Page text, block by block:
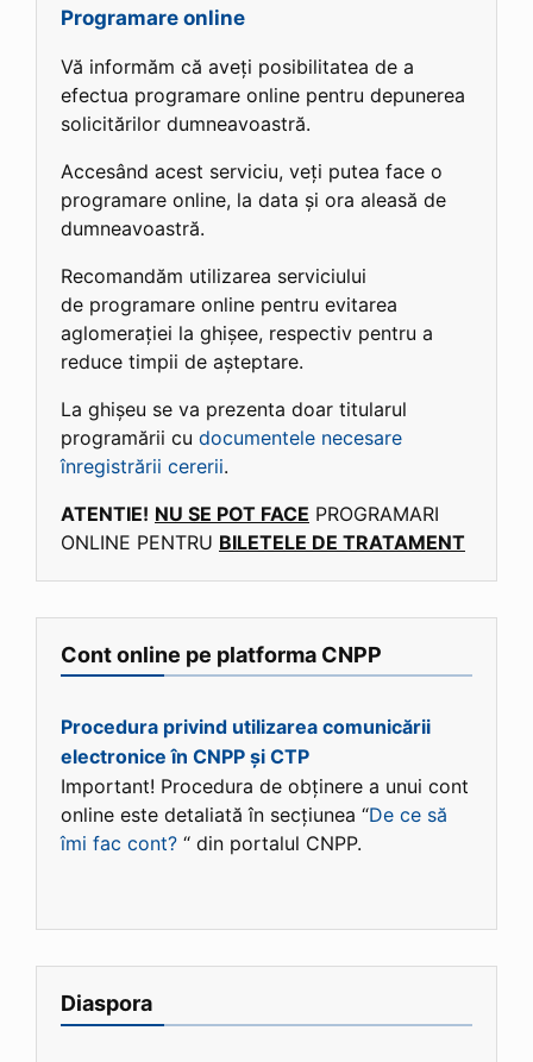
Programare online
Vă informăm că aveți posibilitatea de a
efectua programare online pentru depunerea
solicitărilor dumneavoastră.
Accesând acest serviciu, veți putea face o
programare online, la data și ora aleasă de
dumneavoastră.
Recomandăm utilizarea serviciului
de programare online pentru evitarea
aglomerației la ghișee, respectiv pentru a
reduce timpii de așteptare.
La ghișeu se va prezenta doar titularul
programării cu documentele necesare
înregistrării cererii.
ATENTIE! NU SE POT FACE PROGRAMARI
ONLINE PENTRU BILETELE DE TRATAMENT
Cont online pe platforma CNPP
Procedura privind utilizarea comunicării
electronice în CNPP și CTP
Important! Procedura de obținere a unui cont
online este detaliată în secțiunea “De ce să
îmi fac cont? “ din portalul CNPP.
Diaspora